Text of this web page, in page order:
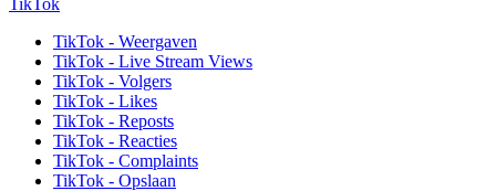
TikTok
TikTok - Weergaven
TikTok - Live Stream Views
TikTok - Volgers
TikTok - Likes
TikTok - Reposts
TikTok - Reacties
TikTok - Complaints
TikTok - Opslaan